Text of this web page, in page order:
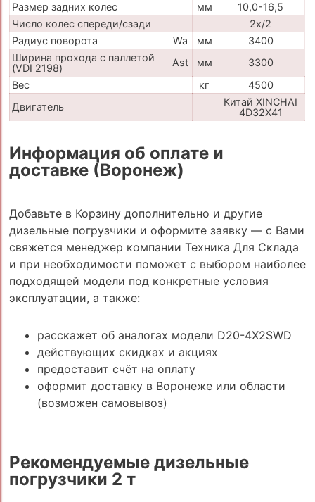
Размер задних колес
мм
10,0-16,5
Число колес спереди/сзади
2x/2
Радиус поворота
Wa мм
3400
Ширина прохода с паллетой
(VDI 2198)
Ast мм
3300
Вес
кг
4500
Двигатель
Китай XINCHAI
4D32X41
Информация об оплате и
доставке (Воронеж)
Добавьте в Корзину дополнительно и другие
дизельные погрузчики и оформите заявку — с Вами
свяжется менеджер компании Техника Для Склада
и при необходимости поможет с выбором наиболее
подходящей модели под конкретные условия
эксплуатации, а также:
расскажет об аналогах модели D20-4X2SWD
действующих скидках и акциях
предоставит счёт на оплату
оформит доставку в Воронеже или области
(возможен самовывоз)
Рекомендуемые дизельные
погрузчики 2 т